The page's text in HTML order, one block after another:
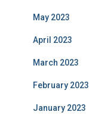
May 2023
April 2023
March 2023
February 2023
January 2023